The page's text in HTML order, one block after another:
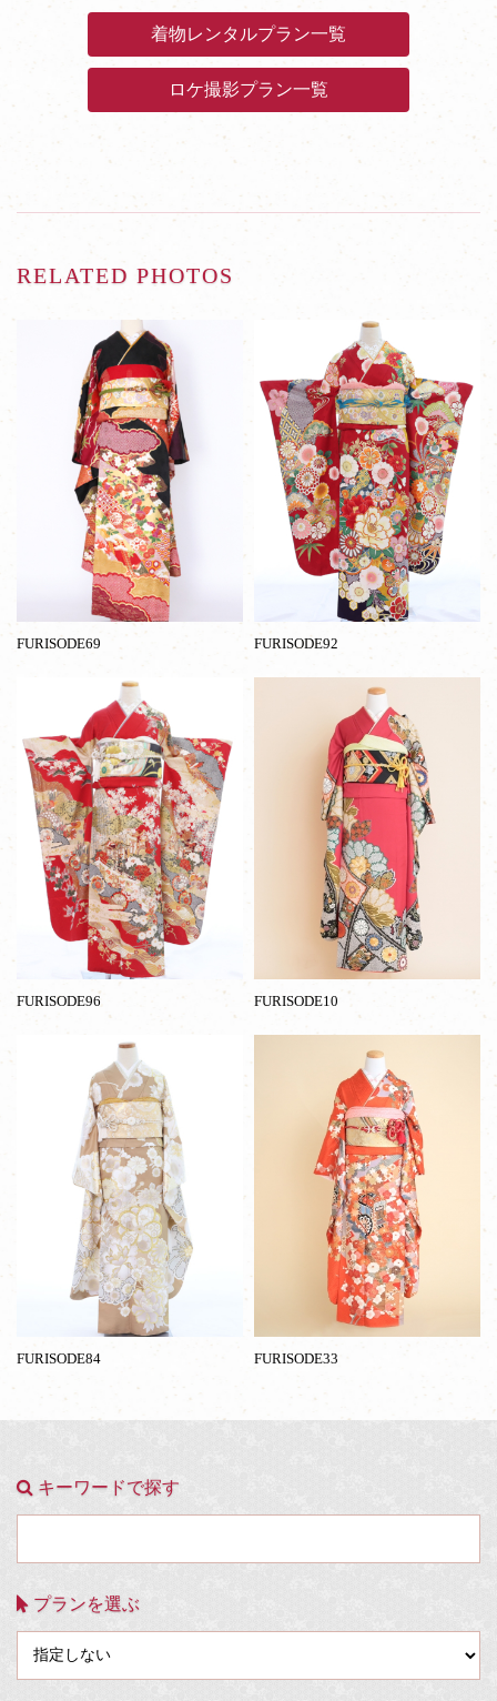
着物レンタルプラン一覧
ロケ撮影プラン一覧
RELATED PHOTOS
FURISODE69 FURISODE92
FURISODE96 FURISODE10
FURISODE84 FURISODE33
キーワードで探す
プランを選ぶ